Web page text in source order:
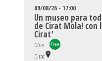
09/08/26 - 17:00
Un museo para
de Cirat Mola! con
Cirat'
Otros
Cirat